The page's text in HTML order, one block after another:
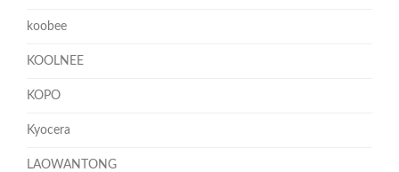
koobee
KOOLNEE
KOPO
Kyocera
LAOWANTONG